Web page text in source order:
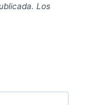
Los